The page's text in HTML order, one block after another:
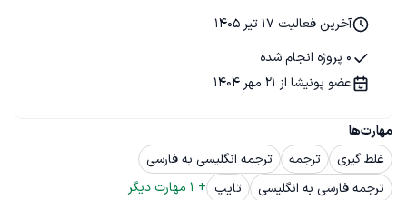
مهارت‌ها
غلط گیری
ترجمه
ترجمه انگلیسی به فارسی
ترجمه فارسی به انگلیسی
تایپ +
1 مهارت دیگر
آخرین فعالیت 17 تیر 1405
0 پروژه انجام شده
عضو پونیشا از 21 مهر 1404